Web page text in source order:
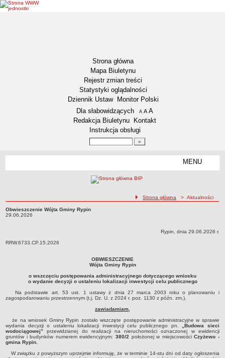
Strona główna
Mapa Biuletynu
Rejestr zmian treści
Statystyki oglądalności
Dziennik Ustaw
Monitor Polski
Menu dodatkowe
Dla słabowidzących A pomniejsz czcionkę
A standardowy rozmiar czcionki
A
Redakcja Biuletynu
Kontakt
Instrukcja obsługi
MENU
Lokalizacja
Związki i stowarzyszenia
Realizacja zadań publicznych
Rejestr instytucji kultury
RODO Klauzule informacyjne
AKTUALNOŚCI I OGŁOSZENIA
URZĄD GMINY
Dane teleadresowe
ścieżka nawigacji
Strona główna > Aktualności
Obwieszczenie Wójta Gminy Rypin29.06.2026
Obwieszczenie Wójta Gminy Rypin
29.06.2026
Rypin, dnia 29.06.2026 r.
RRW.6733.CP.15.2026
OBWIESZCZENIE
Wójta Gminy Rypin
o wszczęciu postępowania administracyjnego dotyczącego wniosku
o wydanie decyzji o ustaleniu lokalizacji inwestycji celu publicznego
Na podstawie art. 53 ust. 1 ustawy z dnia 27 marca 2003 roku o planowaniu i
zagospodarowaniu przestrzennym (t.j. Dz. U. z 2024 r. poz. 1130 z późn. zm.),
zawiadamiam,
że na wniosek Gminy Rypin zostało wszczęte postępowanie administracyjne w sprawie
wydania decyzji o ustaleniu lokalizacji inwestycji celu publicznego pn.
„Budowa sieci
wodociągowej”przewidzianej do realizacji na nieruchomości oznaczonej w ewidencji
gruntów i budynków numerem ewidencyjnym: 380/2 położonej w miejscowościCzyżewo -
gmina Rypin.
W związku z powyższym uprzejmie informuję, że w terminie 14-stu dni od daty ogłoszenia